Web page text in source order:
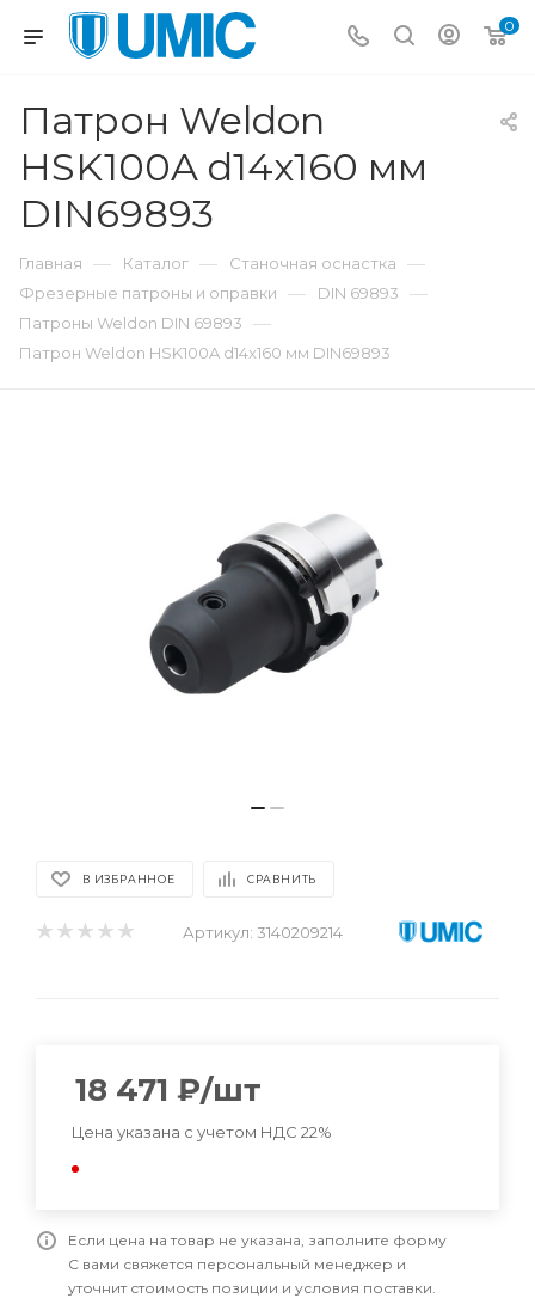
0
Патрон Weldon
HSK100A d14x160 мм
DIN69893
Главная — Каталог — Станочная оснастка —
Фрезерные патроны и оправки — DIN 69893 —
Патроны Weldon DIN 69893 —
Патрон Weldon HSK100A d14x160 мм DIN69893
В ИЗБРАННОЕ СРАВНИТЬ
Артикул: 3140209214
18 471 ₽/шт
Цена указана с учетом НДС 22%
Если цена на товар не указана, заполните форму
С вами свяжется персональный менеджер и
уточнит стоимость позиции и условия поставки.